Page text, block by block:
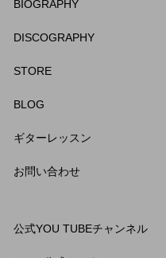
BIOGRAPHY
DISCOGRAPHY
STORE
BLOG
ギターレッスン
お問い合わせ
公式YOU TUBEチャンネル